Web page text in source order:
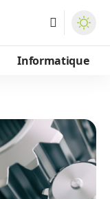
Informatique